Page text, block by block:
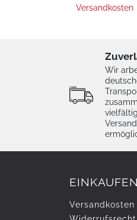
Versandkosten
Wir
EINKAUFEN
Versandkosten